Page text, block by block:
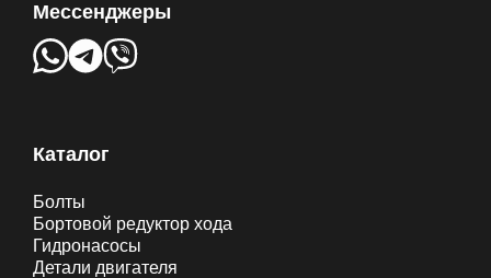
Мессенджеры
Каталог
Болты
Бортовой редуктор хода
Гидронасосы
Детали двигателя